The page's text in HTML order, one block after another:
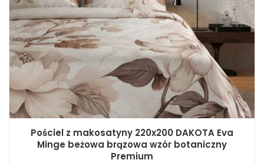
Pościel z makosatyny 220x200 DAKOTA Eva
Minge beżowa brązowa wzór botaniczny
Premium